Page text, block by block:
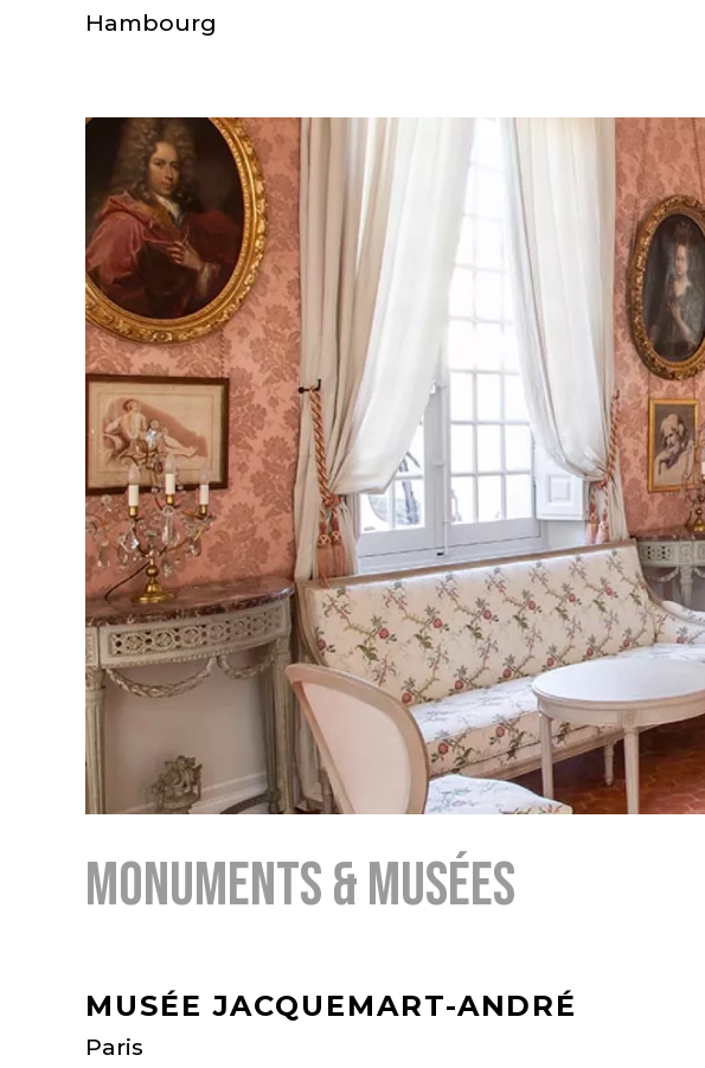
Hambourg
MONUMENTS & MUSÉES
MUSÉE JACQUEMART-ANDRÉ
Paris